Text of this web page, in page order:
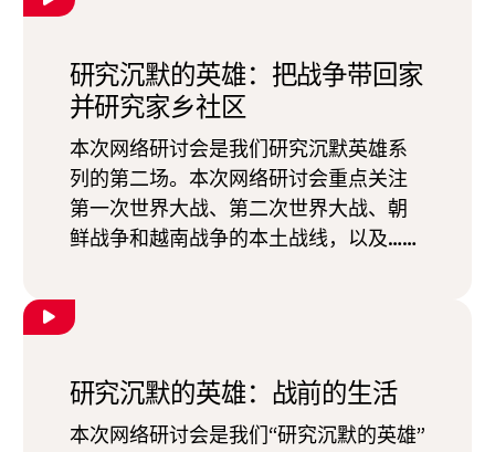
研究沉默的英雄：把战争带回家
并研究家乡社区
本次网络研讨会是我们研究沉默英雄系
列的第二场。本次网络研讨会重点关注
第一次世界大战、第二次世界大战、朝
鲜战争和越南战争的本土战线，以及……
研究沉默的英雄：战前的生活
本次网络研讨会是我们“研究沉默的英雄”